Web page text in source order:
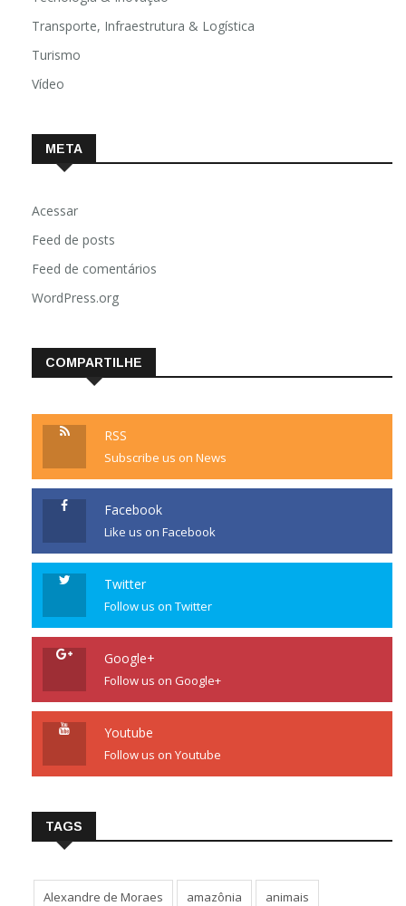
Transporte, Infraestrutura & Logística
Turismo
Vídeo
META
Acessar
Feed de posts
Feed de comentários
WordPress.org
COMPARTILHE
RSS
Subscribe us on News
Facebook
Like us on Facebook
Twitter
Follow us on Twitter
Google+
Follow us on Google+
Youtube
Follow us on Youtube
TAGS
Alexandre de Moraes amazônia animais